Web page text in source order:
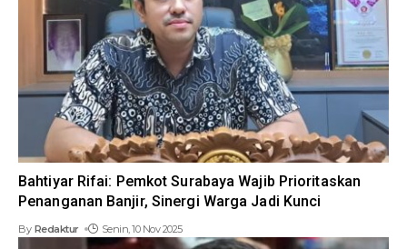
Bahtiyar Rifai: Pemkot Surabaya Wajib Prioritaskan
Penanganan Banjir, Sinergi Warga Jadi Kunci
By Redaktur Senin, 10 Nov 2025